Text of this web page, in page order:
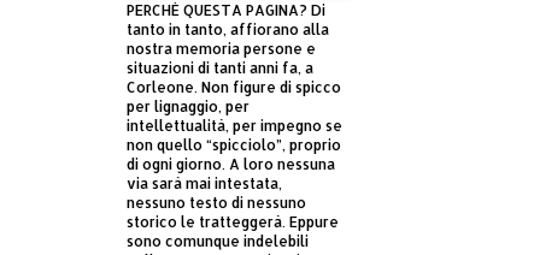
PERCHÈ QUESTA PAGINA? Di
tanto in tanto, affiorano alla
nostra memoria persone e
situazioni di tanti anni fa, a
Corleone. Non figure di spicco
per lignaggio, per
intellettualità, per impegno se
non quello “spicciolo”, proprio
di ogni giorno. A loro nessuna
via sarà mai intestata,
nessuno testo di nessuno
storico le tratteggerà. Eppure
sono comunque indelebili